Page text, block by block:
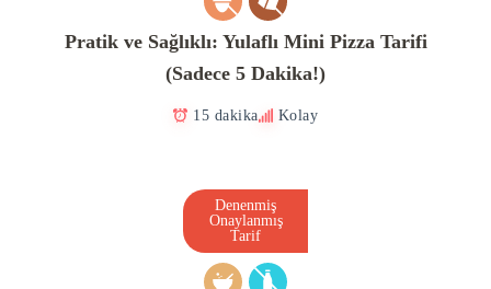
Pratik ve Sağlıklı: Yulaflı Mini Pizza Tarifi
(Sadece 5 Dakika!)
15 dakika Kolay
Denenmiş
Onaylanmış
Tarif